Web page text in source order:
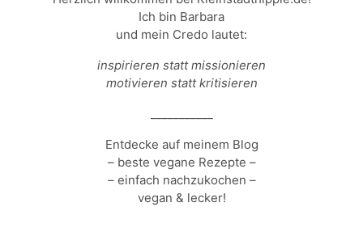
Ich bin Barbara
und mein Credo lautet:
inspirieren statt missionieren
motivieren statt kritisieren
Entdecke auf meinem Blog
– beste vegane Rezepte –
– einfach nachzukochen –
vegan & lecker!